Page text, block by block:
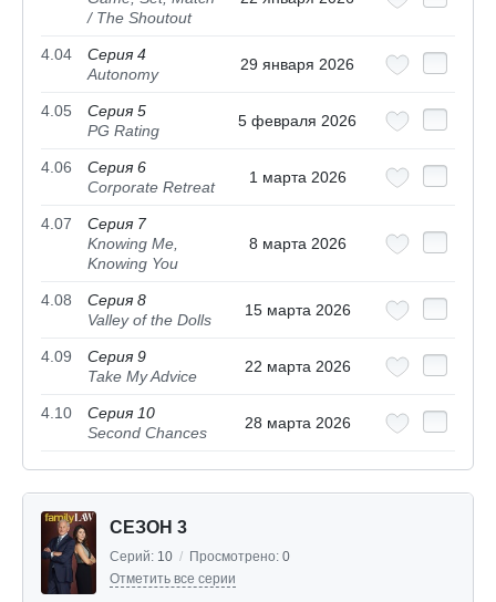
/ The Shoutout
4.04
Серия 4
Autonomy
29 января 2026
4.05
Серия 5
PG Rating
5 февраля 2026
4.06
Серия 6
Corporate Retreat
1 марта 2026
4.07
Серия 7
Knowing Me,
Knowing You
8 марта 2026
4.08
Серия 8
Valley of the Dolls
15 марта 2026
4.09
Серия 9
Take My Advice
22 марта 2026
4.10
Серия 10
Second Chances
28 марта 2026
СЕЗОН 3
Серий: 10 / Просмотрено: 0
Отметить все серии